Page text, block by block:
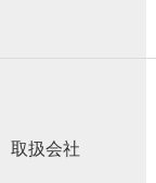
取扱会社